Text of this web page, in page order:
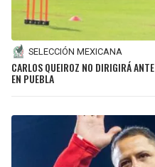
SELECCIÓN MEXICANA
CARLOS QUEIROZ NO DIRIGIRÁ
EN PUEBLA